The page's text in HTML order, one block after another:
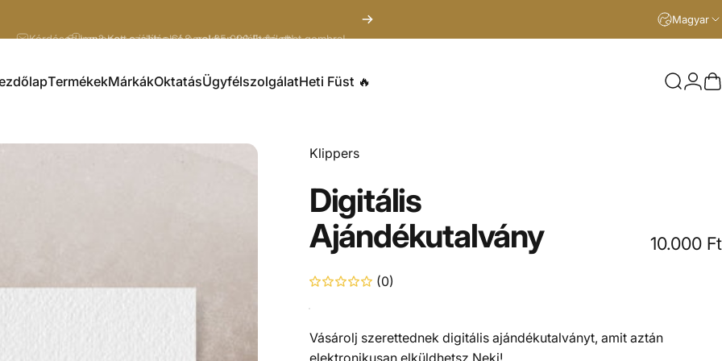
Magyar
TermékekMárkákOktatásÜgyfélszolgálatHeti Füst 🔥 Keresés
Klippers
Digitális
Ajándékutalvány
10.000 Ft
(0)
Vásárolj szerettednek digitális ajándékutalványt, amit aztán
elektronikusan elküldhetsz Neki!